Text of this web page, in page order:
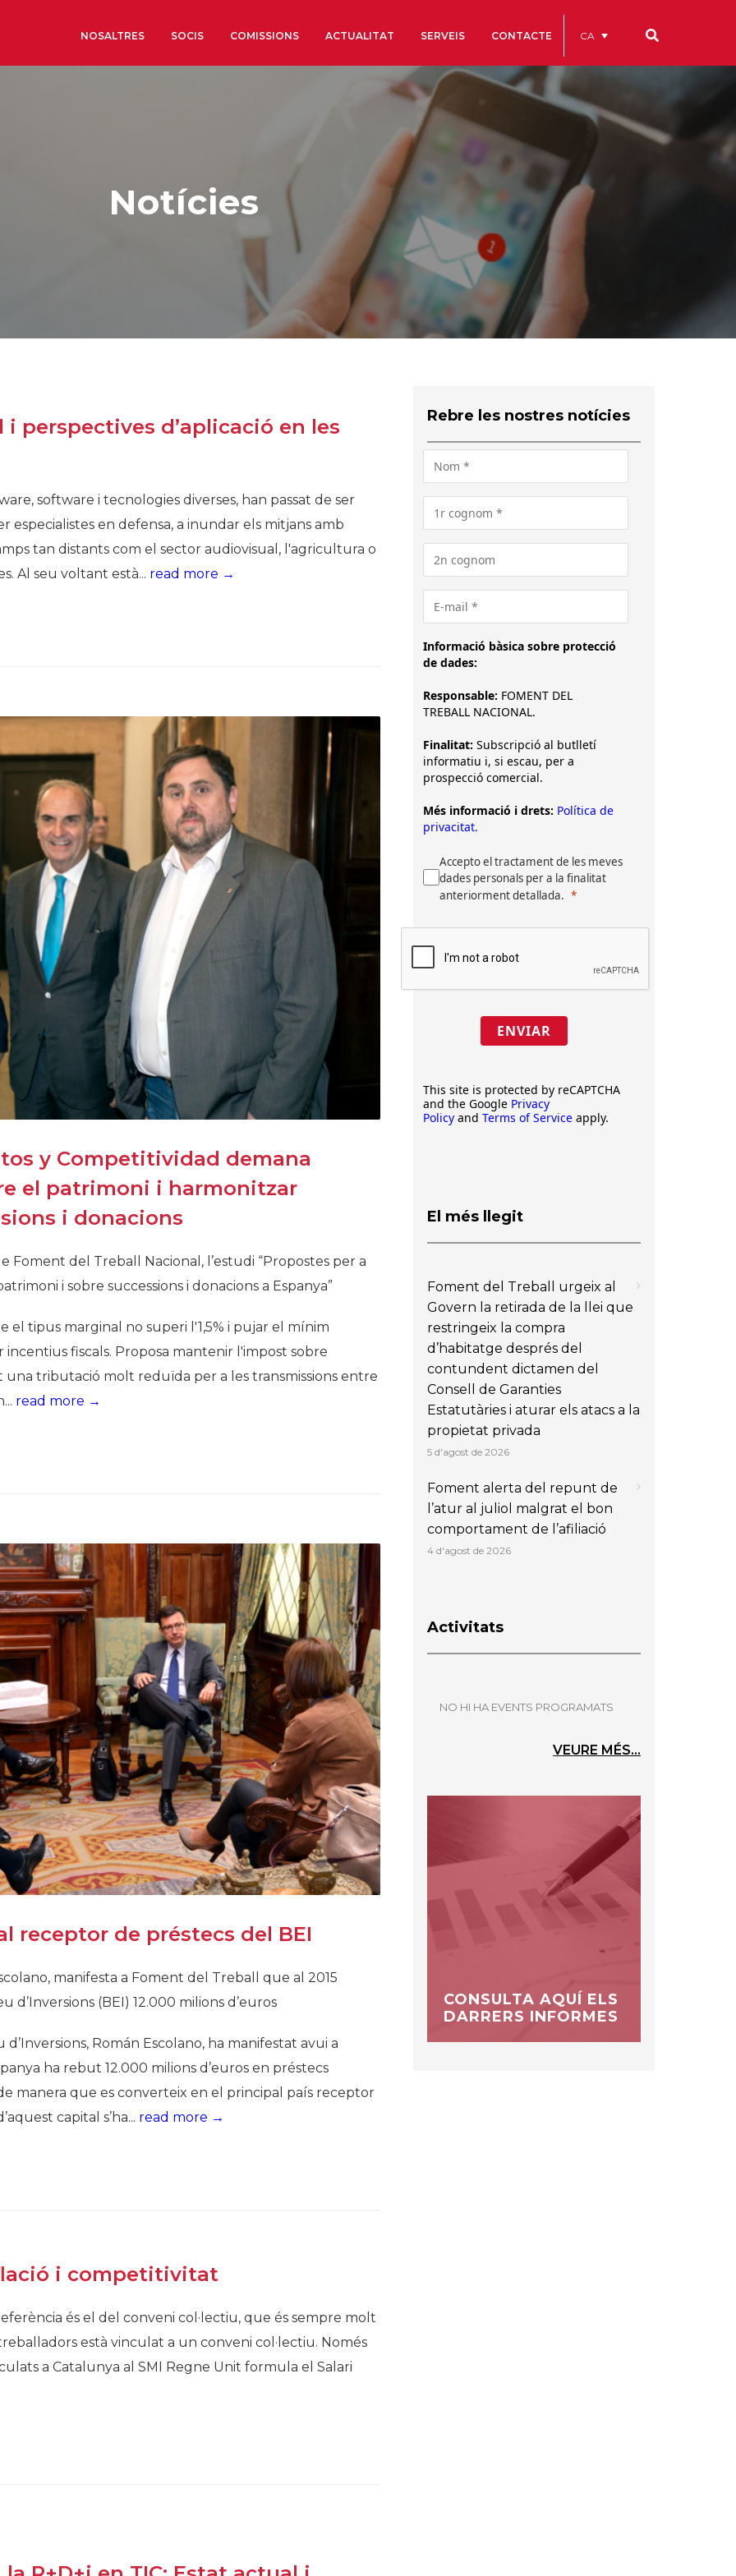
NOSALTRES
Òrgans Consultius
Estructura Executiva
Institut d’Estudis Estratègics
Societat Barcelonesa d’Estudis
Econòmics i Socials
Organitzacions territorials
Organitzacions sectorials
Galeria de Presidents
Els nostres codis
Comptes Anuals
Codi Ètic i de Bon Govern
Portal de la Transparència
SOCIS COMISSIONS ACTUALITAT SERVEIS CONTACTE CA
Notícies
perspectives d’aplicació en les
software i tecnologies diverses, han passat de ser
especialistes en defensa, a inundar els mitjans amb
tan distants com el sector audiovisual, l'agricultura o
Al seu voltant està... read more →
y Competitividad demana
el patrimoni i harmonitzar
i donacions
Foment del Treball Nacional, l’estudi “Propostes per a
i sobre successions i donacions a Espanya”
el tipus marginal no superi l'1,5% i pujar el mínim
fiscals. Proposa mantenir l'impost sobre
una tributació molt reduïda per a les transmissions entre
read more →
receptor de préstecs del BEI
manifesta a Foment del Treball que al 2015
d’Inversions (BEI) 12.000 milions d’euros
Román Escolano, ha manifestat avui a
ha rebut 12.000 milions d’euros en préstecs
manera que es converteix en el principal país receptor
capital s’ha... read more →
i competitivitat
és el del conveni col·lectiu, que és sempre molt
està vinculat a un conveni col·lectiu. Només
a Catalunya al SMI Regne Unit formula el Salari
Rebre les nostres notícies
Informació bàsica sobre protecció
de dades:
Responsable: FOMENT DEL
TREBALL NACIONAL.
Finalitat: Subscripció al butlletí
informatiu i, si escau, per a
prospecció comercial.
Més informació i drets: Política de
privacitat.
Accepto el tractament de les meves
dades personals per a la finalitat
anteriorment detallada.
ENVIAR
This site is protected by reCAPTCHA
and the Google Privacy
Policy and Terms of Service apply.
El més llegit
Foment del Treball urgeix al
Govern la retirada de la llei que
restringeix la compra
d’habitatge després del
contundent dictamen del
Consell de Garanties
Estatutàries i aturar els atacs a la
propietat privada
5 d'agost de 2026
Foment alerta del repunt de
l’atur al juliol malgrat el bon
comportament de l’afiliació
4 d'agost de 2026
Activitats
NO HI HA EVENTS PROGRAMATS
VEURE MÉS...
CONSULTA AQUÍ ELS
DARRERS INFORMES